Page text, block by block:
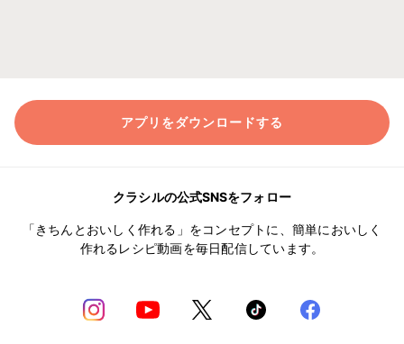
アプリをダウンロードする
クラシルの公式SNSをフォロー
「きちんとおいしく作れる」をコンセプトに、簡単においしく
作れるレシピ動画を毎日配信しています。